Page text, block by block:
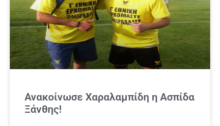
Ανακοίνωσε Χαραλαμπίδη η Ασπίδα
Ξάνθης!